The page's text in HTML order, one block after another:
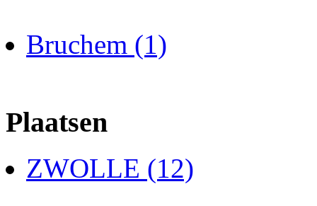
Bruchem (1)
Plaatsen
ZWOLLE (12)